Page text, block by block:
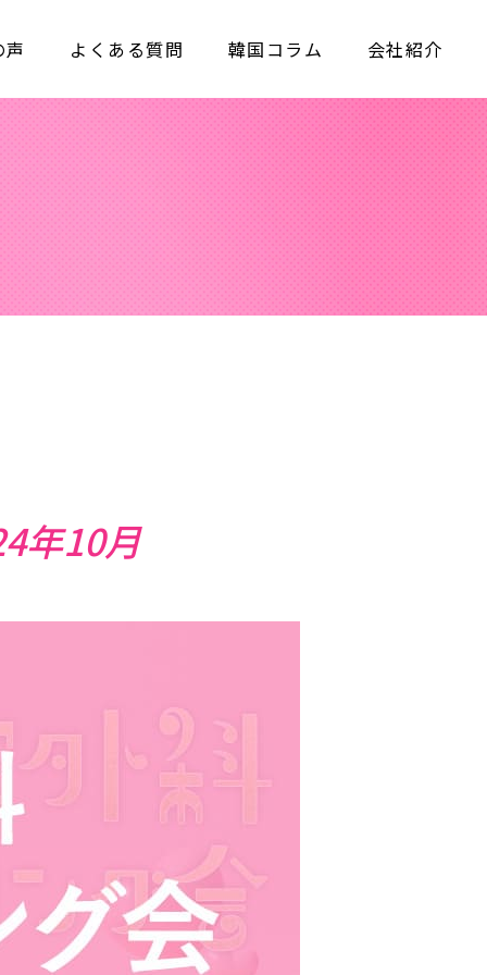
よくある質問 韓国コラム 会社紹介
年10月